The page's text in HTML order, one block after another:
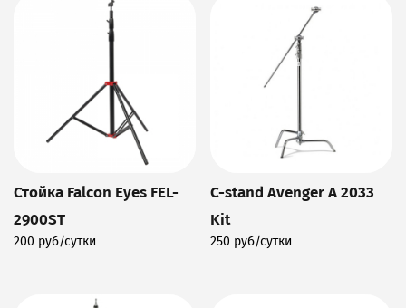
Стойка Falcon Eyes FEL-
2900ST
200 руб/сутки
C-stand Avenger A 2033
Kit
250 руб/сутки